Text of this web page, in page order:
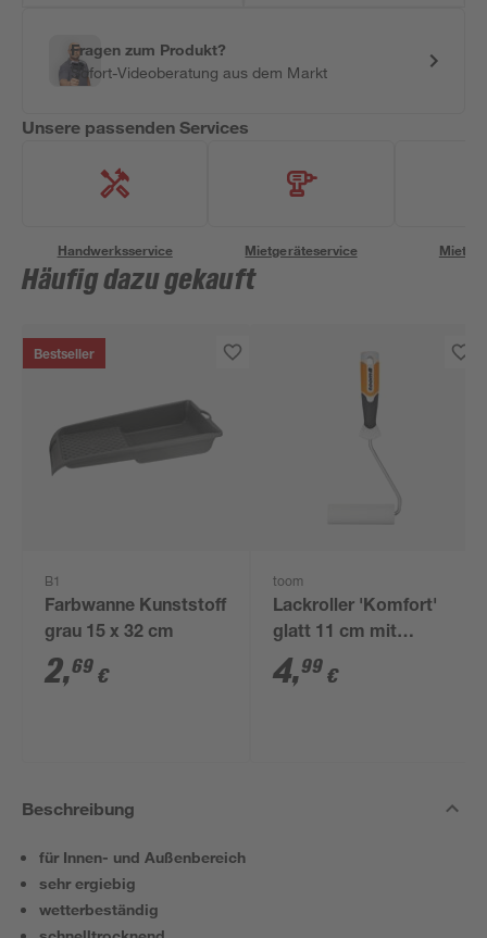
Fragen zum Produkt?
Sofort-Videoberatung aus dem Markt
Unsere passenden Services
Handwerksservice Mietgeräteservice
Häufig dazu gekauft
Bestseller
B1
Farbwanne Kunststoff
grau 15 x 32 cm
2,69 €
toom
Lackroller 'Komfort'
glatt 11 cm mit
kurzem Bügel
4,99 €
Beschreibung
für Innen- und Außenbereich
sehr ergiebig
wetterbeständig